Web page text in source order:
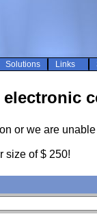
Solutions Links
or we are
size of $ 250!